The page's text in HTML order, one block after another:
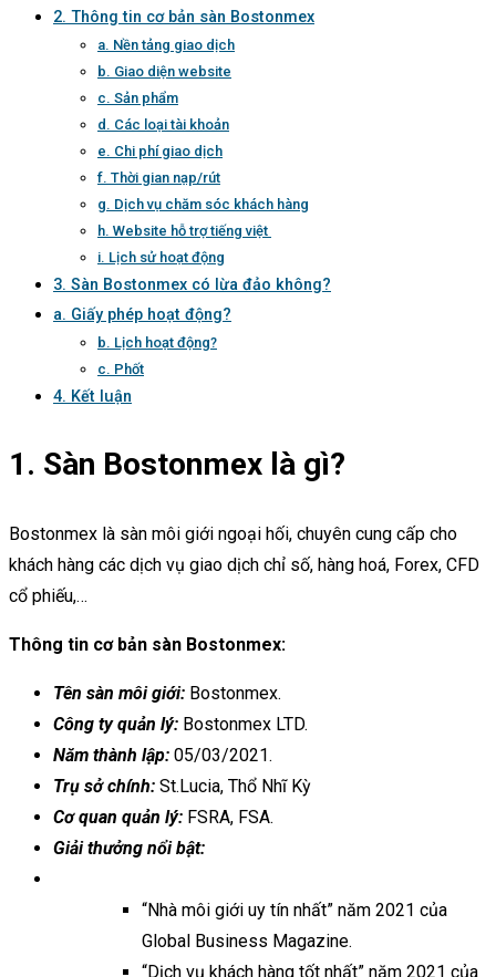
2. Thông tin cơ bản sàn Bostonmex
a. Nền tảng giao dịch
b. Giao diện website
c. Sản phẩm
d. Các loại tài khoản
e. Chi phí giao dịch
f. Thời gian nạp/rút
g. Dịch vụ chăm sóc khách hàng
h. Website hỗ trợ tiếng việt
i. Lịch sử hoạt động
3. Sàn Bostonmex có lừa đảo không?
a. Giấy phép hoạt động?
b. Lịch hoạt động?
c. Phốt
4. Kết luận
1. Sàn Bostonmex là gì?
Bostonmex là sàn môi giới ngoại hối, chuyên cung cấp cho
khách hàng các dịch vụ giao dịch chỉ số, hàng hoá, Forex, CFD
cổ phiếu,…
Thông tin cơ bản sàn Bostonmex:
Tên sàn môi giới: Bostonmex.
Công ty quản lý: Bostonmex LTD.
Năm thành lập: 05/03/2021.
Trụ sở chính: St.Lucia, Thổ Nhĩ Kỳ
Cơ quan quản lý: FSRA, FSA.
Giải thưởng nổi bật:
“Nhà môi giới uy tín nhất” năm 2021 của
Global Business Magazine.
“Dịch vụ khách hàng tốt nhất” năm 2021 của